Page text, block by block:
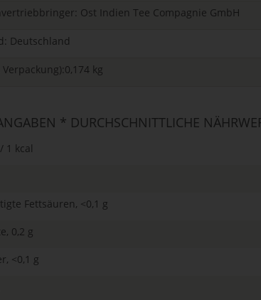
Ost Indien Tee Compagnie GmbH
Deutschland
kg
* DURCHSCHNITTLICHE
1 kcal
Fettsäuren, <0,1 g
0,2 g
<0,1 g